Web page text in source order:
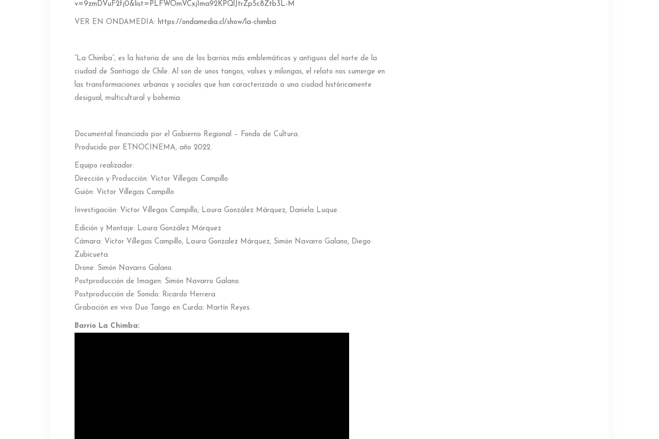
v=9zmDVuF2fj0&list=PLFWOmVCxj1ma92KPQlJtrZp5c8Ztb3L-M
VER EN ONDAMEDIA: https://ondamedia.cl/show/la-chimba
“La Chimba”, es la historia de uno de los barrios más emblemáticos y antiguos del norte de la
ciudad de Santiago de Chile. Al son de unos tangos, valses y milongas, el relato nos sumerge en
las transformaciones urbanas y sociales que han caracterizado a una ciudad históricamente
desigual, multicultural y bohemia.
Documental financiado por el Gobierno Regional – Fondo de Cultura.
Producido por ETNOCINEMA, año 2022.
Equipo realizador:
Dirección y Producción: Víctor Villegas Campillo
Guión: Víctor Villegas Campillo
Investigación: Víctor Villegas Campillo, Laura González Márquez, Daniela Luque.
Edición y Montaje: Laura González Márquez
Cámara: Víctor Villegas Campillo, Laura Gonzalez Márquez, Simón Navarro Galano, Diego
Zubicueta.
Drone: Simón Navarro Galano.
Postproducción de Imagen: Simón Navarro Galano.
Postproducción de Sonido: Ricardo Herrera.
Grabación en vivo Duo Tango en Curda: Martín Reyes.
Barrio La Chimba: